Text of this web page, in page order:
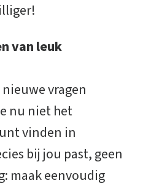
van leuk
vragen
nu niet het
vinden in
bij jou past, geen
maak eenvoudig